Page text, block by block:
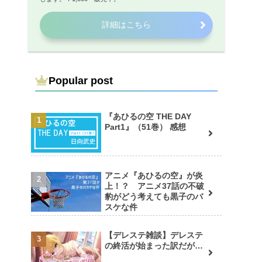
詳細はこちら
Popular post
『あひるの空 THE DAY
Part1』（51巻） 感想
アニメ『あひるの空』が炎
上！？ アニメ37話の不破
豹がどう考えても黒子のバ
スケな件
【デレステ雑談】デレステ
の終活が始まった訳だが…